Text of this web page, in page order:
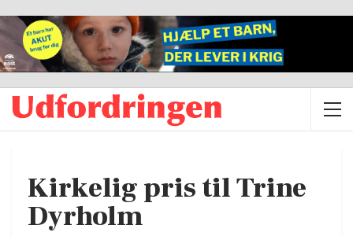
Kirkelig pris til Trine
Dyrholm